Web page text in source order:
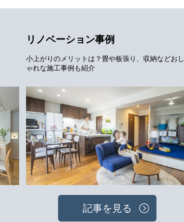
リノベーション事例
小上がりのメリットは？畳や板張り、収納などおし
ゃれな施工事例も紹介
記事を見る